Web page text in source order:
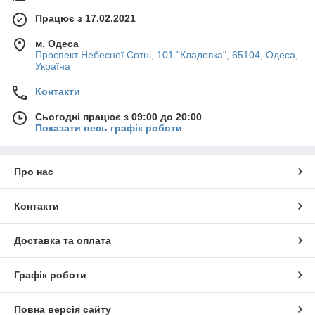
Товар добереться до Вас протягом 1-3 днів з моменту
При замовленні від 2500 гривень доставка
безкоштовна.
Працює з 17.02.2021
м. Одеса
Проспект Небесної Сотні, 101 "Кладовка", 65104, Одеса,
Україна
Контакти
Сьогодні працює з 09:00 до 20:00
Показати весь графік роботи
Про нас
Контакти
Доставка та оплата
Графік роботи
Повна версія сайту